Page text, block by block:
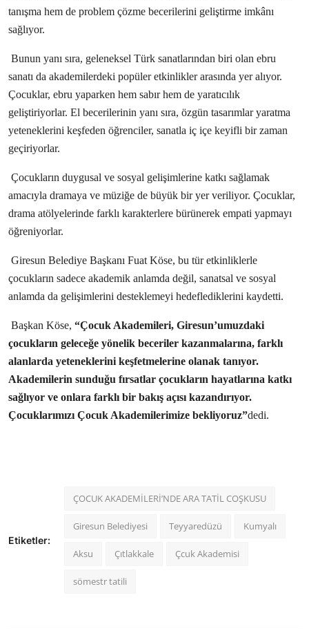
Dernek
Gastronomi
E-GAZETE
tanışma hem de problem çözme becerilerini geliştirme imkânı
sağlıyor.
Bunun yanı sıra, geleneksel Türk sanatlarından biri olan ebru
sanatı da akademilerdeki popüler etkinlikler arasında yer alıyor.
Çocuklar, ebru yaparken hem sabır hem de yaratıcılık
geliştiriyorlar. El becerilerinin yanı sıra, özgün tasarımlar yaratma
yeteneklerini keşfeden öğrenciler, sanatla iç içe keyifli bir zaman
geçiriyorlar.
Çocukların duygusal ve sosyal gelişimlerine katkı sağlamak
amacıyla dramaya ve müziğe de büyük bir yer veriliyor. Çocuklar,
drama atölyelerinde farklı karakterlere bürünerek empati yapmayı
öğreniyorlar.
Giresun Belediye Başkanı Fuat Köse, bu tür etkinliklerle
çocukların sadece akademik anlamda değil, sanatsal ve sosyal
anlamda da gelişimlerini desteklemeyi hedeflediklerini kaydetti.
Başkan Köse, “Çocuk Akademileri, Giresun’umuzdaki
çocukların geleceğe yönelik beceriler kazanmalarına, farklı
alanlarda yeteneklerini keşfetmelerine olanak tanıyor.
Akademilerin sunduğu fırsatlar çocukların hayatlarına katkı
sağlıyor ve onlara farklı bir bakış açısı kazandırıyor.
Çocuklarımızı Çocuk Akademilerimize bekliyoruz”dedi.
Etiketler:
ÇOCUK AKADEMİLERİ’NDE ARA TATİL COŞKUSU
Giresun Belediyesi Teyyaredüzü Kumyalı
Aksu Çıtlakkale Çcuk Akademisi
sömestr tatili